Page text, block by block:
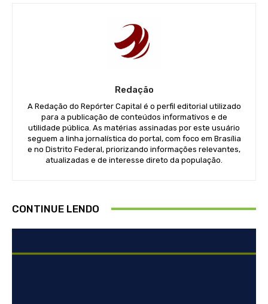
Redação
A Redação do Repórter Capital é o perfil editorial utilizado
para a publicação de conteúdos informativos e de
utilidade pública. As matérias assinadas por este usuário
seguem a linha jornalística do portal, com foco em Brasília
e no Distrito Federal, priorizando informações relevantes,
atualizadas e de interesse direto da população.
CONTINUE LENDO